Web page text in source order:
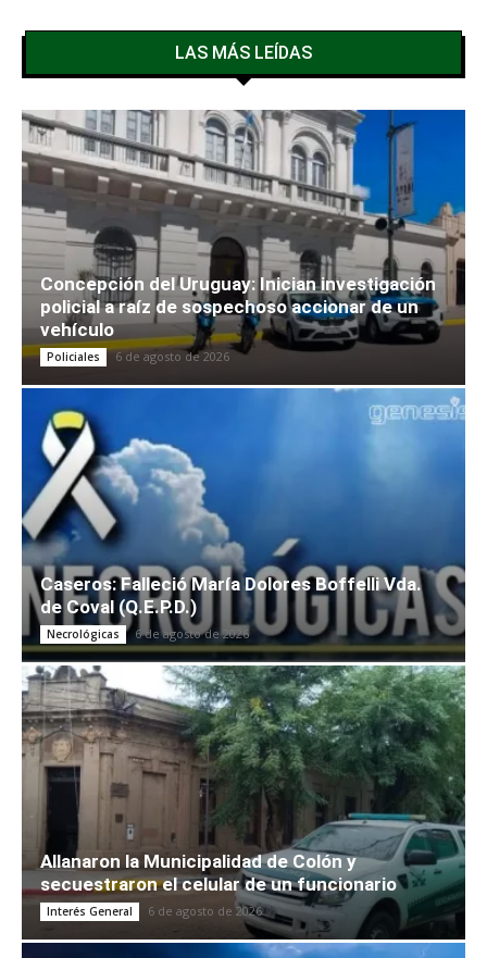
LAS MÁS LEÍDAS
Concepción del Uruguay: Inician investigación
policial a raíz de sospechoso accionar de un
vehículo
Policiales 6 de agosto de 2026
Caseros: Falleció María Dolores Boffelli Vda.
de Coval (Q.E.P.D.)
Necrológicas 6 de agosto de 2026
Allanaron la Municipalidad de Colón y
secuestraron el celular de un funcionario
Interés General 6 de agosto de 2026